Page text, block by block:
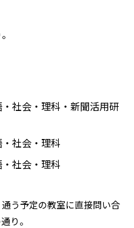
教育相談、保護者とのコ
る。
学ぶことも重視してい
徒の育成を推進。「教室
整とん」といったしつけ
に取り組んでいる点も、
基礎をより重視している
じる可能性がある点だろ
社会・理科・新聞活用研
社会・理科
社会・理科
う予定の教室に直接問い合
り。